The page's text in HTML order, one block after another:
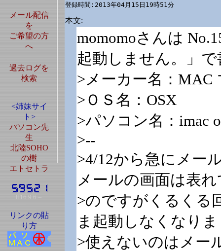
登録時間:2013年04月15日19時51分
本文:
momomoさんは
起動しません。」
>メーカー名：MAC
>ＯＳ名：OSX
>パソコン名：imac
>--
>4/12から急にメー
メールの画面は表
>のですがくるくる
ま起動しなくなり
>使えないのはメー
メール配信
を
ご希望の方
へ
過去ログを
検索
<姉妹サイ
ト>
パソコン先
生
北陸SOHO
の樹
エトセトラ
H16.9.6～
リンクの貼
り方